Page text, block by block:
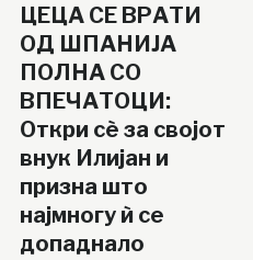
ЦЕЦА СЕ ВРАТИ
ОД ШПАНИЈА
ПОЛНА СО
ВПЕЧАТОЦИ:
Откри сè за својот
внук Илијан и
призна што
најмногу ѝ се
допаднало